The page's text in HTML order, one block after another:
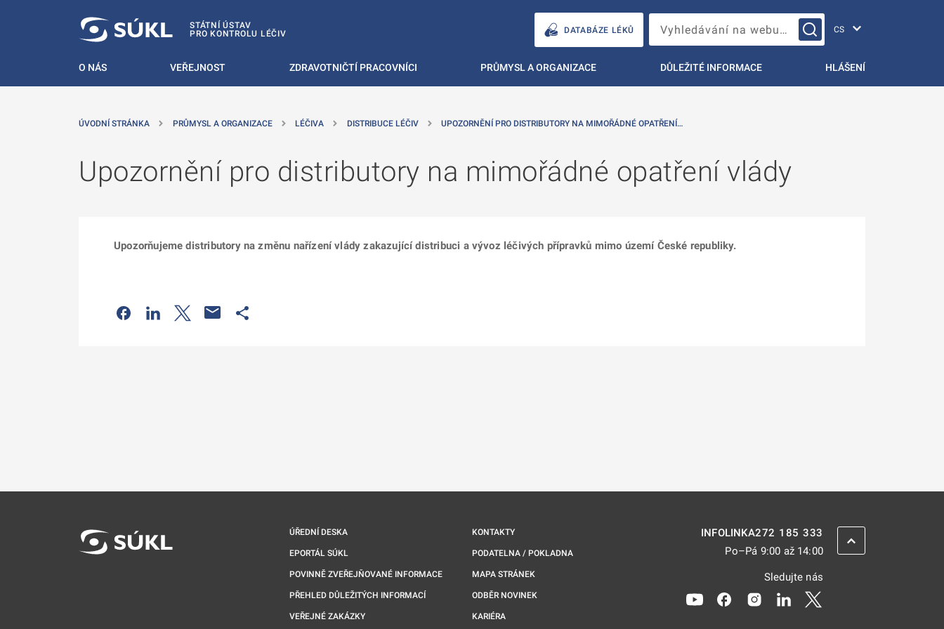
STÁTNÍ ÚSTAV
PRO KONTROLU LÉČIV
DATABÁZE LÉKŮ Vyhledávání na webu…
O NÁS VEŘEJNOST ZDRAVOTNIČTÍ PRACOVNÍCI PRŮMYSL A ORGANIZACE DŮLEŽITÉ INFORMACE HLÁŠENÍ
ÚVODNÍ STRÁNKA PRŮMYSL A ORGANIZACE LÉČIVA DISTRIBUCE LÉČIV UPOZORNĚNÍ PRO DISTRIBUTORY NA MIMOŘÁDNÉ OPATŘENÍ…
Upozornění pro distributory na mimořádné opatření vlády
Upozorňujeme distributory na změnu nařízení vlády zakazující distribuci a vývoz léčivých přípravků mimo území České republiky.
Odkaz se otevře na nové kartě
Odkaz se otevře na nové kartě
Odkaz se otevře na nové kartě
ÚŘEDNÍ DESKA
EPORTÁL SÚKL
POVINNĚ ZVEŘEJŇOVANÉ INFORMACE
PŘEHLED DŮLEŽITÝCH INFORMACÍ
VEŘEJNÉ ZAKÁZKY
KONTAKTY
PODATELNA / POKLADNA
MAPA STRÁNEK
ODBĚR NOVINEK
KARIÉRA
INFOLINKA272 185 333
Po–Pá 9:00 až 14:00
Sledujte nás
Odkaz se otevře na nové kartě
Odkaz se otevře na nové kartě
Odkaz se otevře na nové kartě
Odkaz se otevře na nové
ZPĚT NAHORU